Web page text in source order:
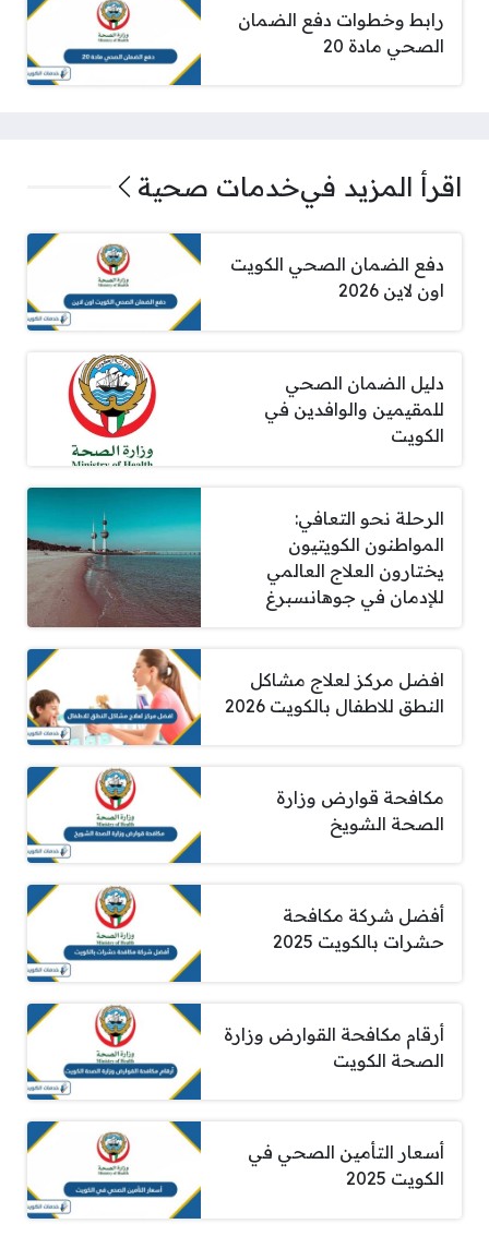
رابط وخطوات دفع الضمان
الصحي مادة 20
اقرأ المزيد فيخدمات صحية
دفع الضمان الصحي الكويت
اون لاين 2026
دليل الضمان الصحي
للمقيمين والوافدين في
الكويت
الرحلة نحو التعافي:
المواطنون الكويتيون
يختارون العلاج العالمي
للإدمان في جوهانسبرغ
افضل مركز لعلاج مشاكل
النطق للاطفال بالكويت 2026
مكافحة قوارض وزارة
الصحة الشويخ
أفضل شركة مكافحة
حشرات بالكويت 2025
أرقام مكافحة القوارض وزارة
الصحة الكويت
أسعار التأمين الصحي في
الكويت 2025